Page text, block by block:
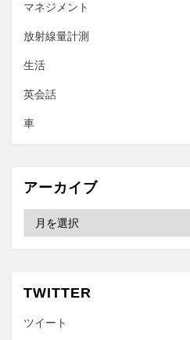
マネジメント
放射線量計測
生活
英会話
車
アーカイブ
ブ
TWITTER
ツイート